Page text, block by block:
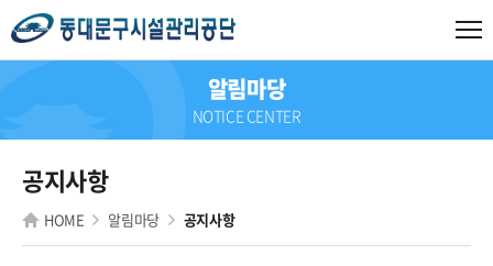
알림마당
NOTICE CENTER
공지사항
HOME 알림마당 공지사항